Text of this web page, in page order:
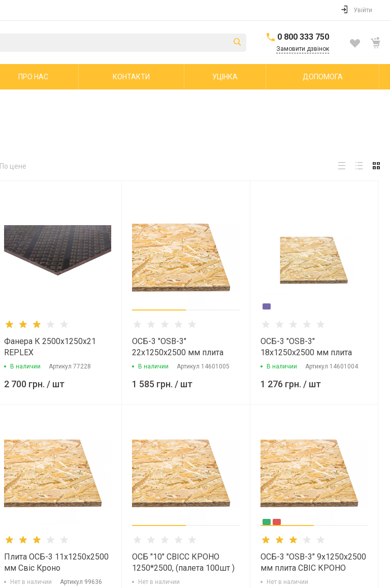
Увійти
0 800 333 750
Замовити дзвінок
ПРО НАС КОНТАКТИ УЦІНКА ДОПОМОГА
По цене
Фанера К 2500x1250x21
REPLEX
В наличии Артикул 77228
2 700 грн. / шт
ОСБ-3 "OSB-3"
22х1250х2500 мм плита
СВИСС КРОНО
В наличии Артикул 14601005
1 585 грн. / шт
ОСБ-3 "OSB-3"
18х1250х2500 мм плита
СВІС КРОНО
В наличии Артикул 14601004
1 276 грн. / шт
Плита ОСБ-3 11х1250х2500
мм Свіс Кроно
Нет в наличии Артикул 99636
ОСБ "10" СВІСС КРОНО
1250*2500, (палета 100шт )
(4410 12 100 00)
Нет в наличии
ОСБ-3 "OSB-3" 9х1250х2500
мм плита СВІС КРОНО
Нет в наличии